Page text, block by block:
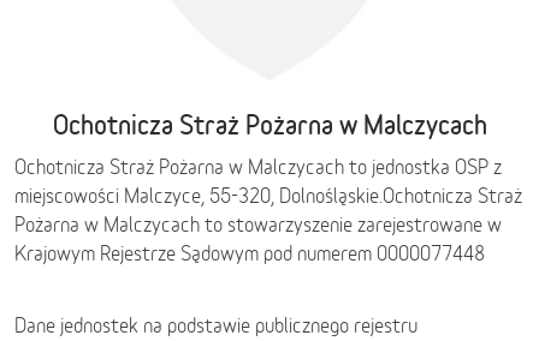
Ochotnicza Straż Pożarna w Malczycach
Ochotnicza Straż Pożarna w Malczycach to jednostka OSP z
miejscowości Malczyce, 55-320, Dolnośląskie.Ochotnicza Straż
Pożarna w Malczycach to stowarzyszenie zarejestrowane w
Krajowym Rejestrze Sądowym pod numerem 0000077448
Dane jednostek na podstawie publicznego rejestru